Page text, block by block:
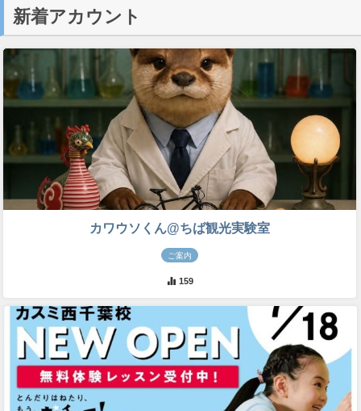
新着アカウント
カワウソくん@ちば観光実験室
ご案内
159